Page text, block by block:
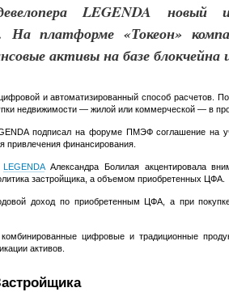
LEGENDA новый
На платформе «Токеон»
активы на базе
и автоматизированный способ расчетов.
недвижимости — жилой или коммерческой — в
подписал на форуме ПМЭФ соглашение на
привлечения финансирования.
LEGENDAАлександра Болилая акцентировала
застройщика, а объемом приобретенных ЦФА.
доход по приобретенным ЦФА, а при
цифровые и традиционные
активов.